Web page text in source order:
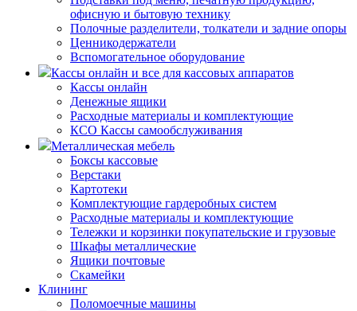
офисную и бытовую технику
Полочные разделители, толкатели и задние опоры
Ценникодержатели
Вспомогательное оборудование
Кассы онлайн и все для кассовых аппаратов
Кассы онлайн
Денежные ящики
Расходные материалы и комплектующие
КСО Кассы самообслуживания
Металлическая мебель
Боксы кассовые
Верстаки
Картотеки
Комплектующие гардеробных систем
Расходные материалы и комплектующие
Тележки и корзинки покупательские и грузовые
Шкафы металлические
Ящики почтовые
Скамейки
Клининг
Поломоечные машины